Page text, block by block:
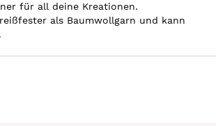
für all deine Kreationen.
als Baumwollgarn und kann